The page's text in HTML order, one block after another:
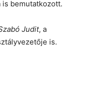
bemutatkozott.
Judit, a
is.